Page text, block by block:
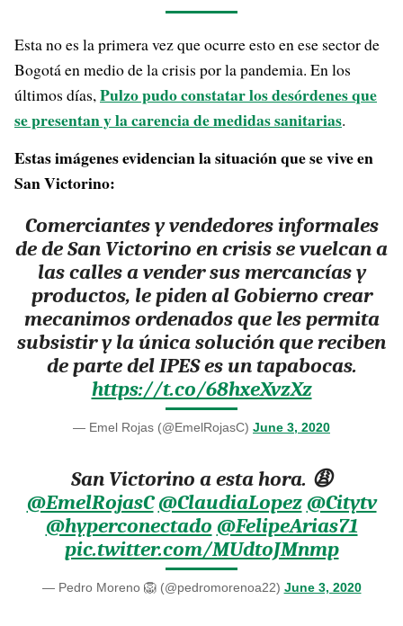
Esta no es la primera vez que ocurre esto en ese sector de
Bogotá en medio de la crisis por la pandemia. En los
últimos días,Pulzo pudo constatar los desórdenes que
se presentan y la carencia de medidas sanitarias.
Estas imágenes evidencian la situación que se vive en
San Victorino:
Comerciantes y vendedores informales
de de San Victorino en crisis se vuelcan a
las calles a vender sus mercancías y
productos, le piden al Gobierno crear
mecanimos ordenados que les permita
subsistir y la única solución que reciben
de parte del IPES es un tapabocas.
https://t.co/68hxeXvzXz
— Emel Rojas (@EmelRojasC) June 3, 2020
San Victorino a esta hora. 😩⁦
@EmelRojasC⁩ ⁦@ClaudiaLopez⁩ ⁦@Citytv⁩
@hyperconectado @FelipeArias71
pic.twitter.com/MUdtoJMnmp
— Pedro Moreno 🦁 (@pedromorenoa22) June 3, 2020